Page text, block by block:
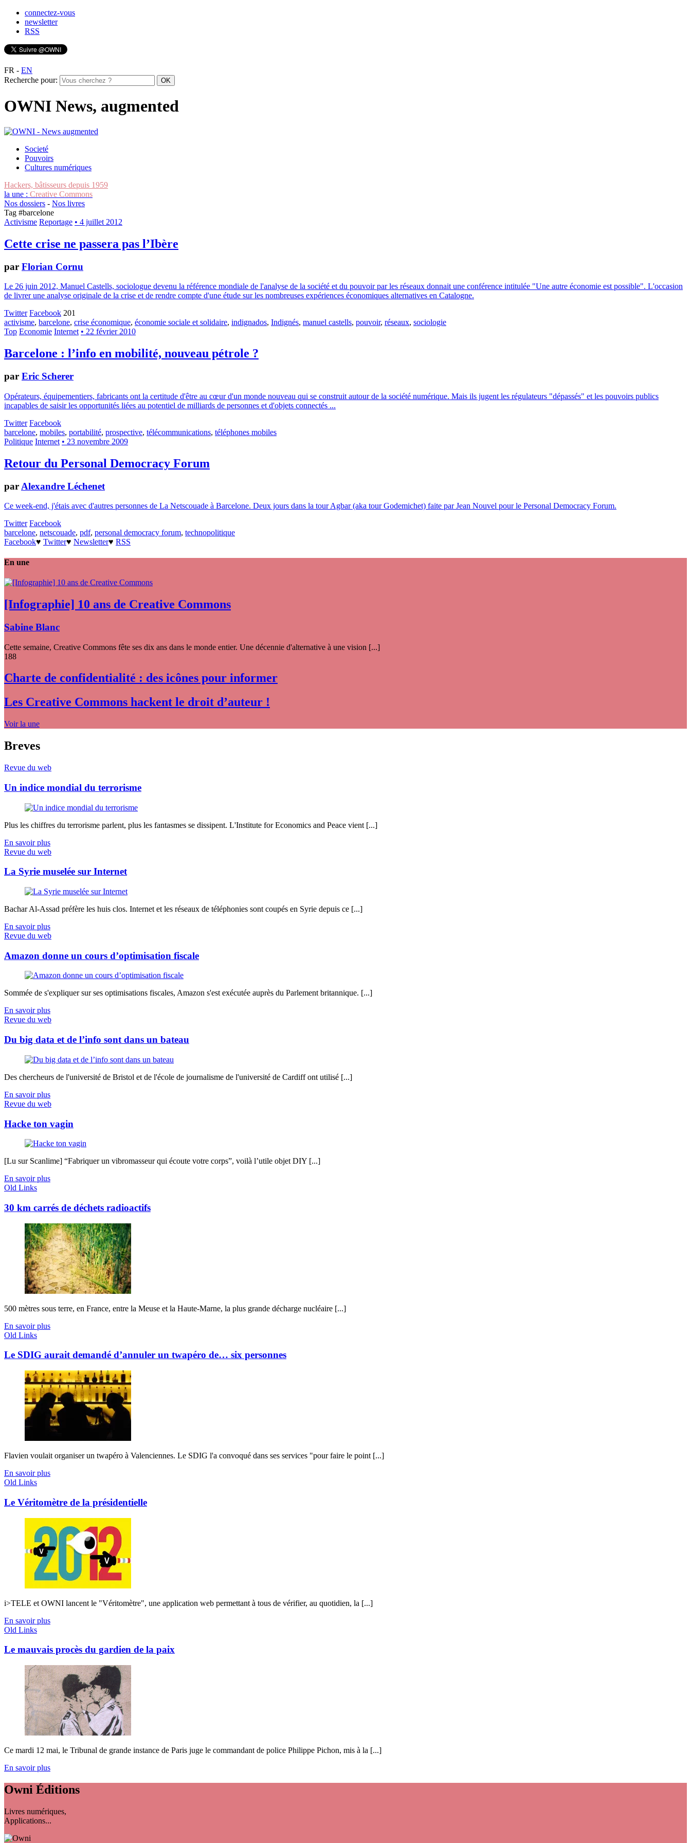
connectez-vous
newsletter
RSS
FR - EN
Recherche pour:
OWNI News, augmented
Societé
Pouvoirs
Cultures numériques
Hackers, bâtisseurs depuis 1959
la une : Creative Commons
Nos dossiers - Nos livres
Tag #barcelone
Activisme Reportage • 4 juillet 2012
Cette crise ne passera pas l’Ibère
par Florian Cornu
Le 26 juin 2012, Manuel Castells, sociologue devenu la référence mondiale de l'analyse de la société et du pouvoir par les réseaux donnait une conférence intitulée "Une autre économie est possible". L'occasion
de livrer une analyse originale de la crise et de rendre compte d'une étude sur les nombreuses expériences économiques alternatives en Catalogne.
Twitter Facebook 201
activisme, barcelone, crise économique, économie sociale et solidaire, indignados, Indignés, manuel castells, pouvoir, réseaux, sociologie
Top Economie Internet • 22 février 2010
Barcelone : l’info en mobilité, nouveau pétrole ?
par Eric Scherer
Opérateurs, équipementiers, fabricants ont la certitude d'être au cœur d'un monde nouveau qui se construit autour de la société numérique. Mais ils jugent les régulateurs "dépassés" et les pouvoirs publics
incapables de saisir les opportunités liées au potentiel de milliards de personnes et d'objets connectés ...
Twitter Facebook
barcelone, mobiles, portabilité, prospective, télécommunications, téléphones mobiles
Politique Internet • 23 novembre 2009
Retour du Personal Democracy Forum
par Alexandre Léchenet
Ce week-end, j'étais avec d'autres personnes de La Netscouade à Barcelone. Deux jours dans la tour Agbar (aka tour Godemichet) faite par Jean Nouvel pour le Personal Democracy Forum.
Twitter Facebook
barcelone, netscouade, pdf, personal democracy forum, technopolitique
Facebook♥ Twitter♥ Newsletter♥ RSS
En une
[Infographie] 10 ans de Creative Commons
Sabine Blanc
Cette semaine, Creative Commons fête ses dix ans dans le monde entier. Une décennie d'alternative à une vision [...]
188
Charte de confidentialité : des icônes pour informer
Les Creative Commons hackent le droit d’auteur !
Voir la une
Breves
Revue du web
Un indice mondial du terrorisme
Plus les chiffres du terrorisme parlent, plus les fantasmes se dissipent. L'Institute for Economics and Peace vient [...]
En savoir plus
Revue du web
La Syrie muselée sur Internet
Bachar Al-Assad préfère les huis clos. Internet et les réseaux de téléphonies sont coupés en Syrie depuis ce [...]
En savoir plus
Revue du web
Amazon donne un cours d’optimisation fiscale
Sommée de s'expliquer sur ses optimisations fiscales, Amazon s'est exécutée auprès du Parlement britannique. [...]
En savoir plus
Revue du web
Du big data et de l’info sont dans un bateau
Des chercheurs de l'université de Bristol et de l'école de journalisme de l'université de Cardiff ont utilisé [...]
En savoir plus
Revue du web
Hacke ton vagin
[Lu sur Scanlime] “Fabriquer un vibromasseur qui écoute votre corps”, voilà l’utile objet DIY [...]
En savoir plus
Old Links
30 km carrés de déchets radioactifs
500 mètres sous terre, en France, entre la Meuse et la Haute-Marne, la plus grande décharge nucléaire [...]
En savoir plus
Old Links
Le SDIG aurait demandé d’annuler un twapéro de… six personnes
Flavien voulait organiser un twapéro à Valenciennes. Le SDIG l'a convoqué dans ses services "pour faire le point [...]
En savoir plus
Old Links
Le Véritomètre de la présidentielle
i>TELE et OWNI lancent le "Véritomètre", une application web permettant à tous de vérifier, au quotidien, la [...]
En savoir plus
Old Links
Le mauvais procès du gardien de la paix
Ce mardi 12 mai, le Tribunal de grande instance de Paris juge le commandant de police Philippe Pichon, mis à la [...]
En savoir plus
Owni Éditions
Livres numériques,
Applications...